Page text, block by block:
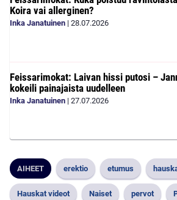
Koira vai allerginen?
Inka Janatuinen | 28.07.2026
Feissarimokat: Laivan hissi putosi –
kokeili painajaista uudelleen
Inka Janatuinen | 27.07.2026
AIHEET erektio etumus
Hauskat videot Naiset pervot